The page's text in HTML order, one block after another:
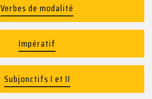
Verbes de modalité
Impératif
Subjonctifs I et II